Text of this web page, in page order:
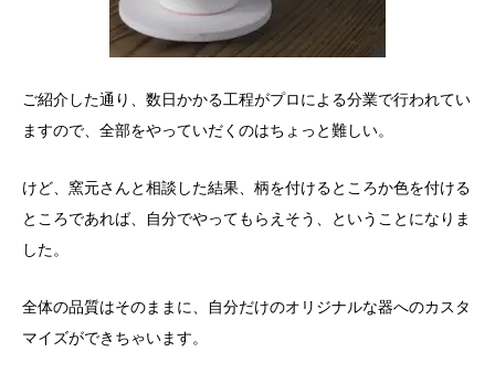
ご紹介した通り、数日かかる工程がプロによる分業で行われてい
ますので、全部をやっていだくのはちょっと難しい。
けど、窯元さんと相談した結果、柄を付けるところか色を付ける
ところであれば、自分でやってもらえそう、ということになりま
した。
全体の品質はそのままに、自分だけのオリジナルな器へのカスタ
マイズができちゃいます。